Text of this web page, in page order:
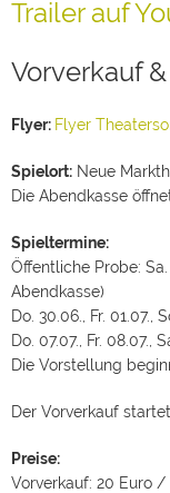
Trailer auf
Vorverkauf
Flyer: Flyer
Spielort: Neue
Die Abendkasse
Spieltermine:
Öffentliche Probe:
Abendkasse)
Do. 30.06., Fr. 01.07.,
Do. 07.07., Fr. 08.07.,
Die Vorstellung
Der Vorverkauf
Preise:
Vorverkauf: 20 Euro /